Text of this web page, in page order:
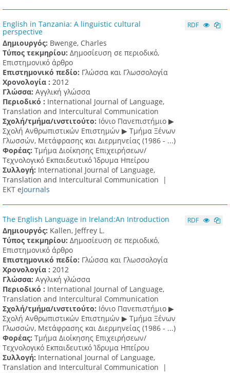
English in Tanzania: A linguistic cultural
perspective
Δημιουργός: Bwenge, Charles
Τύπος τεκμηρίου: Δημοσίευση σε περιοδικό,
Επιστημονικό άρθρο
Επιστημονικό πεδίο: Γλώσσα και Γλωσσολογία
Χρονολογία : 2012
Γλώσσα: Αγγλική γλώσσα
Περιοδικό : International Journal of Language,
Translation and Intercultural Communication
Σχολή/τμήμα/ινστιτούτο: Ιόνιο Πανεπιστήμιο ▶
Σχολή Ανθρωπιστικών Επιστημών ▶ Tμήμα Ξένων
Γλωσσών, Mετάφρασης και Διερμηνείας (1986 - ...)
Φορέας: Τμήμα Διοίκησης Επιχειρήσεων/
Τεχνολογικό Εκπαιδευτικό Ίδρυμα Ηπείρου
Συλλογή: International Journal of Language,
Translation and Intercultural Communication |
ΕΚΤ eJournals
RDF
The English Language in Ireland:An Introduction
Δημιουργός: Kallen, Jeffrey L.
Τύπος τεκμηρίου: Δημοσίευση σε περιοδικό,
Επιστημονικό άρθρο
Επιστημονικό πεδίο: Γλώσσα και Γλωσσολογία
Χρονολογία : 2012
Γλώσσα: Αγγλική γλώσσα
Περιοδικό : International Journal of Language,
Translation and Intercultural Communication
Σχολή/τμήμα/ινστιτούτο: Ιόνιο Πανεπιστήμιο ▶
Σχολή Ανθρωπιστικών Επιστημών ▶ Tμήμα Ξένων
Γλωσσών, Mετάφρασης και Διερμηνείας (1986 - ...)
Φορέας: Τμήμα Διοίκησης Επιχειρήσεων/
Τεχνολογικό Εκπαιδευτικό Ίδρυμα Ηπείρου
Συλλογή: International Journal of Language,
Translation and Intercultural Communication |
RDF